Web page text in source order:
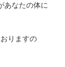
あなたの体に
りますの